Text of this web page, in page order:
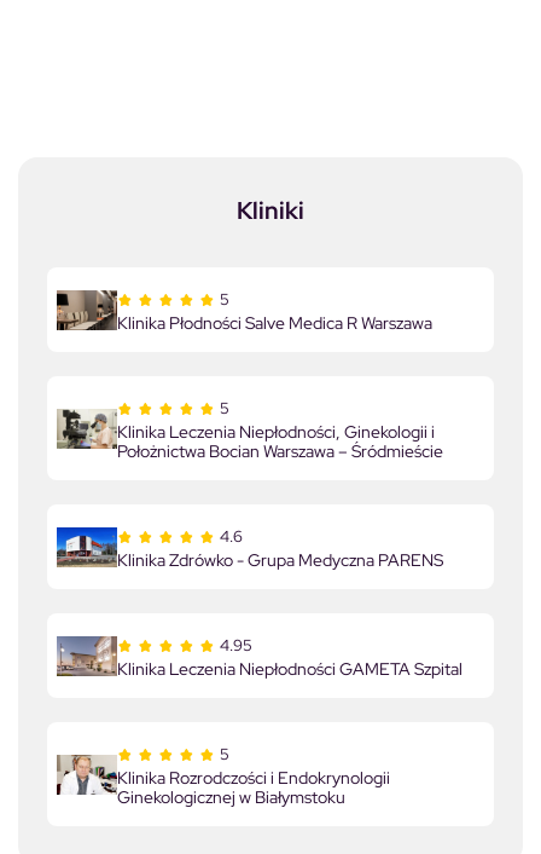
Kliniki
5
Klinika Płodności Salve Medica R Warszawa
5
Klinika Leczenia Niepłodności, Ginekologii i
Położnictwa Bocian Warszawa – Śródmieście
4.6
Klinika Zdrówko - Grupa Medyczna PARENS
4.95
Klinika Leczenia Niepłodności GAMETA Szpital
5
Klinika Rozrodczości i Endokrynologii
Ginekologicznej w Białymstoku